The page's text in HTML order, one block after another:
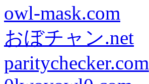
owl-mask.com
おぼチャン.net
paritychecker.com